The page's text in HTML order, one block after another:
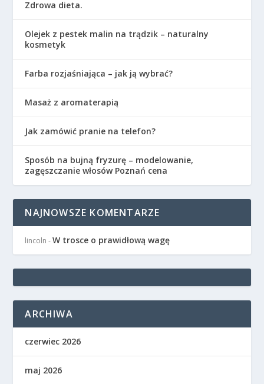
Zdrowa dieta.
Olejek z pestek malin na trądzik – naturalny
kosmetyk
Farba rozjaśniająca – jak ją wybrać?
Masaż z aromaterapią
Jak zamówić pranie na telefon?
Sposób na bujną fryzurę – modelowanie,
zagęszczanie włosów Poznań cena
NAJNOWSZE KOMENTARZE
lincoln -W trosce o prawidłową wagę
ARCHIWA
czerwiec 2026
maj 2026